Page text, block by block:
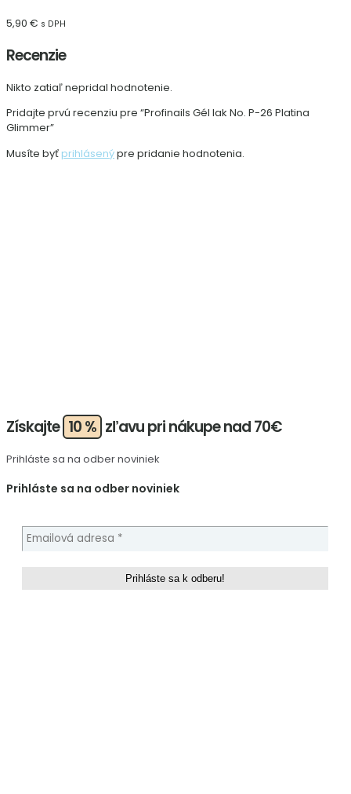
5,90 € s DPH
Recenzie
Nikto zatiaľ nepridal hodnotenie.
Pridajte prvú recenziu pre “Profinails Gél lak No. P-26 Platina
Glimmer”
Musíte byť prihlásenýpre pridanie hodnotenia.
Získajte 10 % zľavu pri nákupe nad 70€
Prihláste sa na odber noviniek
Prihláste sa na odber noviniek